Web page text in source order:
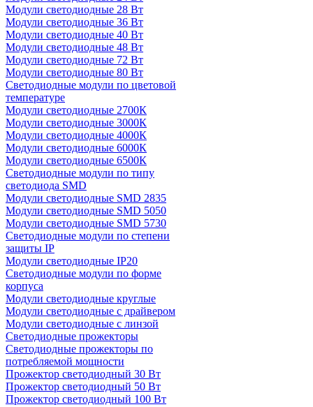
Модули светодиодные 28 Вт
Модули светодиодные 36 Вт
Модули светодиодные 40 Вт
Модули светодиодные 48 Вт
Модули светодиодные 72 Вт
Модули светодиодные 80 Вт
Светодиодные модули по цветовой
температуре
Модули светодиодные 2700К
Модули светодиодные 3000К
Модули светодиодные 4000К
Модули светодиодные 6000К
Модули светодиодные 6500К
Светодиодные модули по типу
светодиода SMD
Модули светодиодные SMD 2835
Модули светодиодные SMD 5050
Модули светодиодные SMD 5730
Светодиодные модули по степени
защиты IP
Модули светодиодные IP20
Светодиодные модули по форме
корпуса
Модули светодиодные круглые
Модули светодиодные с драйвером
Модули светодиодные с линзой
Светодиодные прожекторы
Светодиодные прожекторы по
потребляемой мощности
Прожектор светодиодный 30 Вт
Прожектор светодиодный 50 Вт
Прожектор светодиодный 100 Вт